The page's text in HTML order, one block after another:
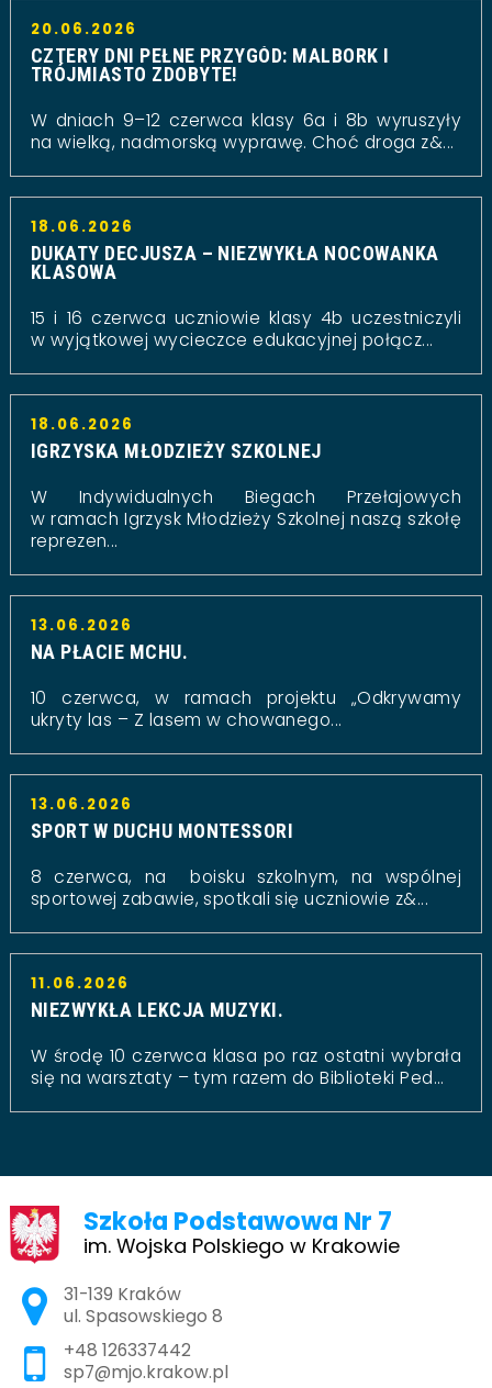
20.06.2026
CZTERY DNI PEŁNE PRZYGÓD: MALBORK I
TRÓJMIASTO ZDOBYTE!
W dniach 9–12 czerwca klasy 6a i 8b wyruszyły
na wielką, nadmorską wyprawę. Choć droga z&...
18.06.2026
DUKATY DECJUSZA – NIEZWYKŁA NOCOWANKA
KLASOWA
15 i 16 czerwca uczniowie klasy 4b uczestniczyli
w wyjątkowej wycieczce edukacyjnej połącz...
18.06.2026
IGRZYSKA MŁODZIEŻY SZKOLNEJ
W Indywidualnych Biegach Przełajowych
w ramach Igrzysk Młodzieży Szkolnej naszą szkołę
reprezen...
13.06.2026
NA PŁACIE MCHU.
10 czerwca, w ramach projektu „Odkrywamy
ukryty las – Z lasem w chowanego...
13.06.2026
SPORT W DUCHU MONTESSORI
8 czerwca, na boisku szkolnym, na wspólnej
sportowej zabawie, spotkali się uczniowie z&...
11.06.2026
NIEZWYKŁA LEKCJA MUZYKI.
W środę 10 czerwca klasa po raz ostatni wybrała
się na warsztaty – tym razem do Biblioteki Ped...
Szkoła Podstawowa Nr 7
im. Wojska Polskiego w Krakowie
Adres pocztowy:
31-139 Kraków
ul. Spasowskiego 8
+48 126337442
sp7@mjo.krakow.pl